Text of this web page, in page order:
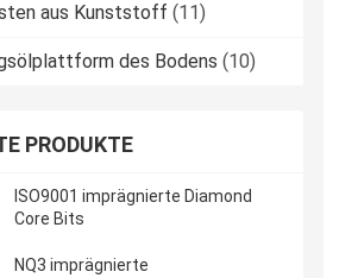
aus Kunststoff (11)
des Bodens (10)
PRODUKTE
ISO9001 imprägnierte Diamond
Core Bits
NQ3 imprägnierte